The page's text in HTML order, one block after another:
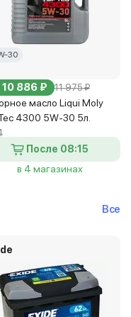
30
10 886 ₽ 11 975 ₽
масло Liqui Moly
4300 5W-30 5л.
После 08:15
в 4 магазинах
Все